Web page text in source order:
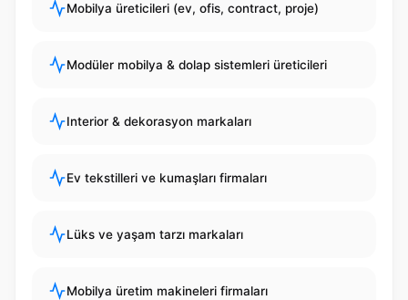
Mobilya üreticileri (ev, ofis, contract, proje)
Modüler mobilya & dolap sistemleri üreticileri
Interior & dekorasyon markaları
Ev tekstilleri ve kumaşları firmaları
Lüks ve yaşam tarzı markaları
Mobilya üretim makineleri firmaları